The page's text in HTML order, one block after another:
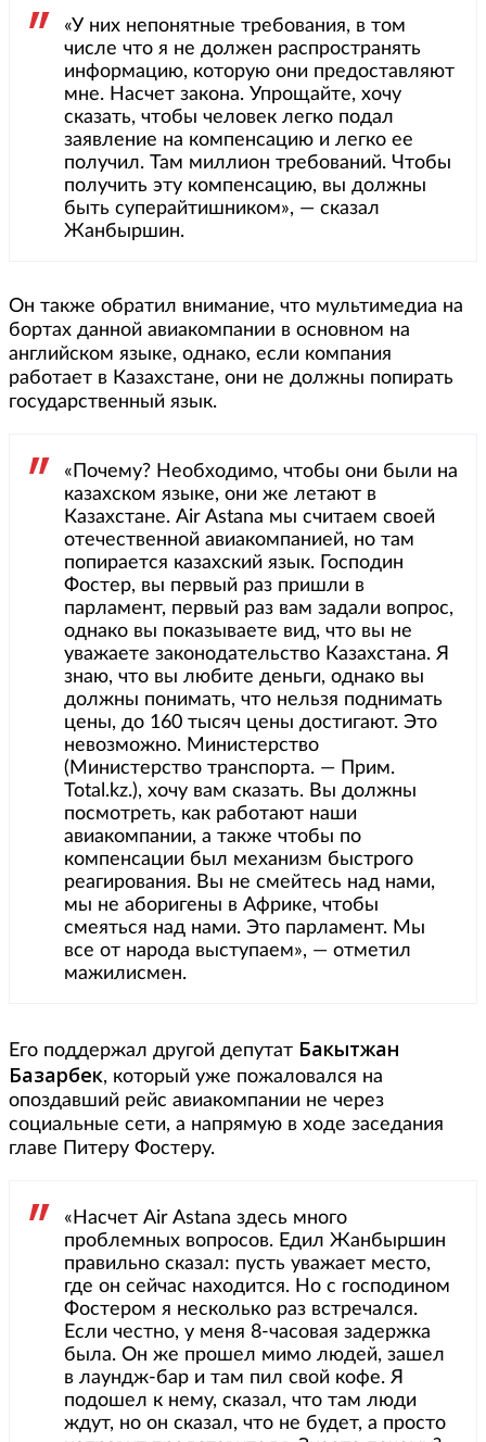
«У них непонятные требования, в том
числе что я не должен распространять
информацию, которую они предоставляют
мне. Насчет закона. Упрощайте, хочу
сказать, чтобы человек легко подал
заявление на компенсацию и легко ее
получил. Там миллион требований. Чтобы
получить эту компенсацию, вы должны
быть суперайтишником», — сказал
Жанбыршин.
Он также обратил внимание, что мультимедиа на
бортах данной авиакомпании в основном на
английском языке, однако, если компания
работает в Казахстане, они не должны попирать
государственный язык.
«Почему? Необходимо, чтобы они были на
казахском языке, они же летают в
Казахстане. Air Astana мы считаем своей
отечественной авиакомпанией, но там
попирается казахский язык. Господин
Фостер, вы первый раз пришли в
парламент, первый раз вам задали вопрос,
однако вы показываете вид, что вы не
уважаете законодательство Казахстана. Я
знаю, что вы любите деньги, однако вы
должны понимать, что нельзя поднимать
цены, до 160 тысяч цены достигают. Это
невозможно. Министерство
(Министерство транспорта. — Прим.
Total.kz.), хочу вам сказать. Вы должны
посмотреть, как работают наши
авиакомпании, а также чтобы по
компенсации был механизм быстрого
реагирования. Вы не смейтесь над нами,
мы не аборигены в Африке, чтобы
смеяться над нами. Это парламент. Мы
все от народа выступаем», — отметил
мажилисмен.
Его поддержал другой депутат Бакытжан
Базарбек, который уже пожаловался на
опоздавший рейс авиакомпании не через
социальные сети, а напрямую в ходе заседания
главе Питеру Фостеру.
«Насчет Air Astana здесь много
проблемных вопросов. Едил Жанбыршин
правильно сказал: пусть уважает место,
где он сейчас находится. Но с господином
Фостером я несколько раз встречался.
Если честно, у меня 8-часовая задержка
была. Он же прошел мимо людей, зашел
в лаундж-бар и там пил свой кофе. Я
подошел к нему, сказал, что там люди
ждут, но он сказал, что не будет, а просто